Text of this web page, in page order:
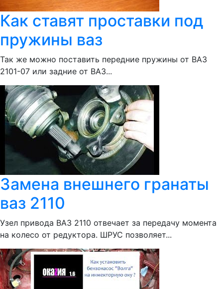
Как ставят проставки под
пружины ваз
Так же можно поставить передние пружины от ВАЗ
2101-07 или задние от ВАЗ...
Замена внешнего гранаты
ваз 2110
Узел привода ВАЗ 2110 отвечает за передачу момента
на колесо от редуктора. ШРУС позволяет...